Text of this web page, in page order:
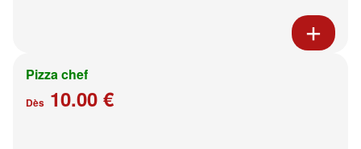
Pizza chef
Dès 10.00 €